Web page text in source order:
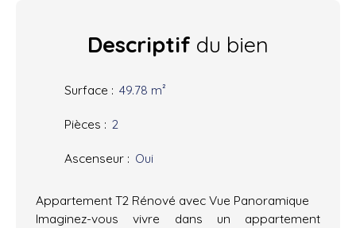
Descriptif du bien
Surface : 49.78 m²
Pièces : 2
Ascenseur : Oui
Appartement T2 Rénové avec Vue Panoramique
Imaginez-vous vivre dans un appartement